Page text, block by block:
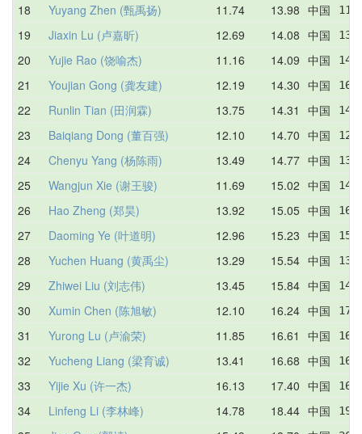
18 Yuyang Zhen (甄禹扬) 11.74 13.98 中国
19 Jiaxin Lu (卢嘉昕) 12.69 14.08 中国
20 Yujie Rao (饶喻杰) 11.16 14.09 中国
21 Youjian Gong (龚友建) 12.19 14.30 中国
22 Runlin Tian (田润霖) 13.75 14.31 中国
23 Baiqiang Dong (董百强) 12.10 14.70 中国
24 Chenyu Yang (杨陈雨) 13.49 14.77 中国
25 Wangjun Xie (谢王骏) 11.69 15.02 中国
26 Hao Zheng (郑昊) 13.92 15.05 中国
27 Daoming Ye (叶道明) 12.96 15.23 中国
28 Yuchen Huang (黄禹尘) 13.29 15.54 中国
29 Zhiwei Liu (刘志伟) 13.45 15.84 中国
30 Xumin Chen (陈旭敏) 12.10 16.24 中国
31 Yurong Lu (卢渝荣) 11.85 16.61 中国
32 Yucheng Liang (梁育诚) 13.41 16.68 中国
33 Yijie Xu (许一杰) 16.13 17.40 中国
34 Linfeng Li (李林峰) 14.78 18.44 中国